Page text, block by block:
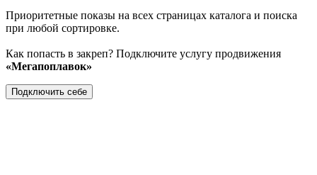
Приоритетные показы на всех страницах каталога и поиска
при любой сортировке.
Как попасть в закреп? Подключите услугу продвижения
«Мегапоплавок»
Подключить себе